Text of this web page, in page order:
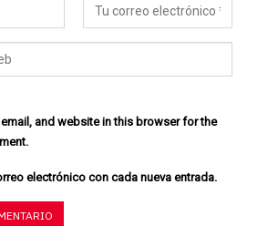
email, and website in this browser for the
electrónico con cada nueva entrada.